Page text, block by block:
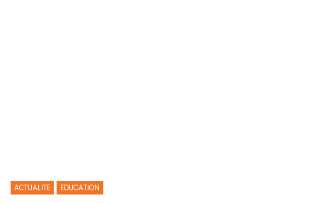
ACTUALITE EDUCATION